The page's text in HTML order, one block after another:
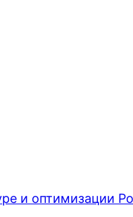
и оптимизации